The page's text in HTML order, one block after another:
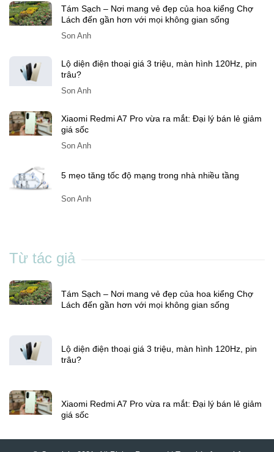
Tám Sạch – Nơi mang vẻ đẹp của hoa kiểng Chợ
Lách đến gần hơn với mọi không gian sống
Lộ diện điện thoại giá 3 triệu, màn hình 120Hz, pin
trâu?
Xiaomi Redmi A7 Pro vừa ra mắt: Đại lý bán lẻ giảm
giá sốc
Tám Sạch – Nơi mang vẻ đẹp của hoa kiểng Chợ
Lộ diện điện thoại giá 3 triệu, màn hình 120Hz, pin
Xiaomi Redmi A7 Pro vừa ra mắt: Đại lý bán lẻ giảm